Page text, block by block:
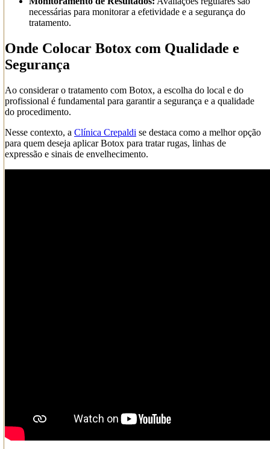
necessárias para monitorar a efetividade e a segurança do
tratamento.
Onde Colocar Botox com Qualidade e
Segurança
Ao considerar o tratamento com Botox, a escolha do local e do
profissional é fundamental para garantir a segurança e a qualidade
do procedimento.
Nesse contexto, a Clínica Crepaldi se destaca como a melhor opção
para quem deseja aplicar Botox para tratar rugas, linhas de
expressão e sinais de envelhecimento.